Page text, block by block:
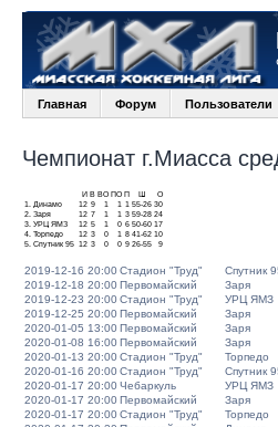
Главная Форум Пользователи
Чемпионат г.Миасса
И В ВО ПО П
О
1.
Динамо 12 9 1 1 1 55-26 30
2. Заря 12 7 1 1 3 59-28 24
3. УРЦ ЯМЗ 12 5 1 0 6 50-60 17
4. Торпедо 12 3 0 1 8 41-62 10
5. Спутник 95 12 3 0 0 9 26-55 9
2019-12-16 20:00Стадион "Труд" Спутник
2019-12-18 20:00Первомайский Заря
2019-12-23 20:00Стадион "Труд" УРЦ ЯМЗ
2019-12-25 20:00Первомайский Заря
2020-01-05 13:00Первомайский Заря
2020-01-08 16:00Первомайский Заря
2020-01-13 20:00Стадион "Труд" Торпедо
2020-01-16 20:00Стадион "Труд" Спутник
2020-01-17 20:00Чебаркуль УРЦ ЯМЗ
2020-01-17 20:00Первомайский Заря
2020-01-17 20:00Стадион "Труд" Торпедо